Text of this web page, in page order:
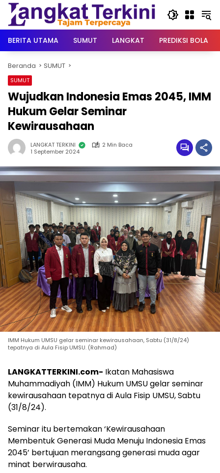
Langsung
konten
BERITA UTAMA
SUMUT LANGKAT PREDIKSI BOLA
Beranda SUMUT
SUMUT
Wujudkan Indonesia Emas 2045, IMM
Hukum Gelar Seminar
Kewirausahaan
LANGKAT TERKINI
2 Min Baca
1 September 2024
IMM Hukum UMSU gelar seminar kewirausahaan, Sabtu (31/8/24)
tepatnya di Aula Fisip UMSU. (Rahmad)
LANGKATTERKINI.com- Ikatan Mahasiswa
Muhammadiyah (IMM) Hukum UMSU gelar seminar
kewirausahaan tepatnya di Aula Fisip UMSU, Sabtu
(31/8/24).
Seminar itu bertemakan ‘Kewirausahaan
Membentuk Generasi Muda Menuju Indonesia Emas
2045’ bertujuan merangsang generasi muda agar
minat berwirausaha.